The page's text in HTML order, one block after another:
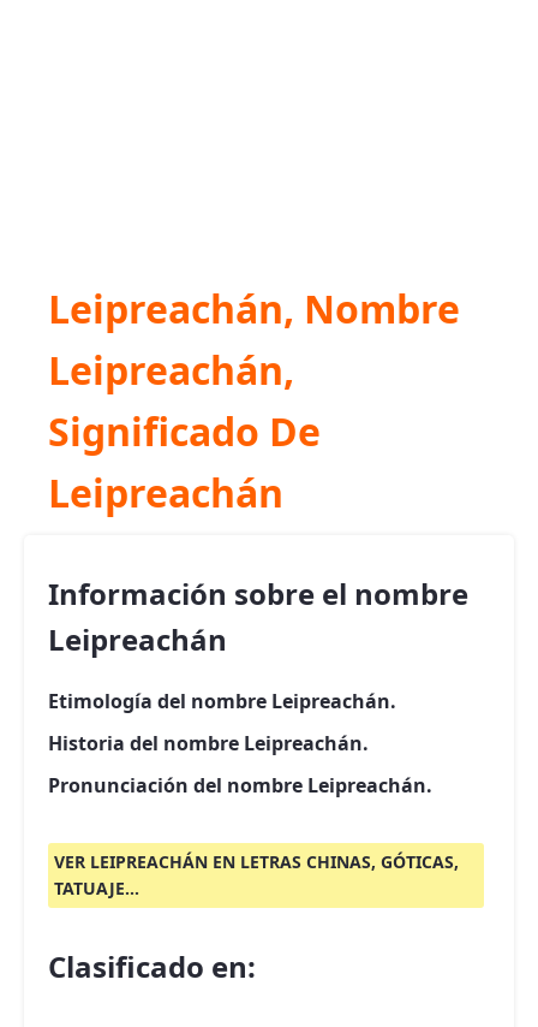
Leipreachán, Nombre
Leipreachán,
Significado De
Leipreachán
Información sobre el nombre
Leipreachán
Etimología del nombre Leipreachán.
Historia del nombre Leipreachán.
Pronunciación del nombre Leipreachán.
VER LEIPREACHÁN EN LETRAS CHINAS, GÓTICAS,
TATUAJE...
Clasificado en: